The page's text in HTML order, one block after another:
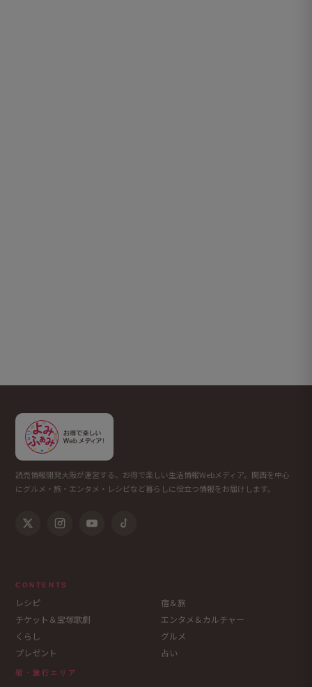
読売情報開発大阪が運営する、お得で楽しい生活情報Webメディア。関西を中心
にグルメ・旅・エンタメ・レシピなど暮らしに役立つ情報をお届けします。
CONTENTS
レシピ
宿＆旅
チケット＆宝塚歌劇
エンタメ＆カルチャー
くらし
グルメ
プレゼント
占い
宿・旅行エリア